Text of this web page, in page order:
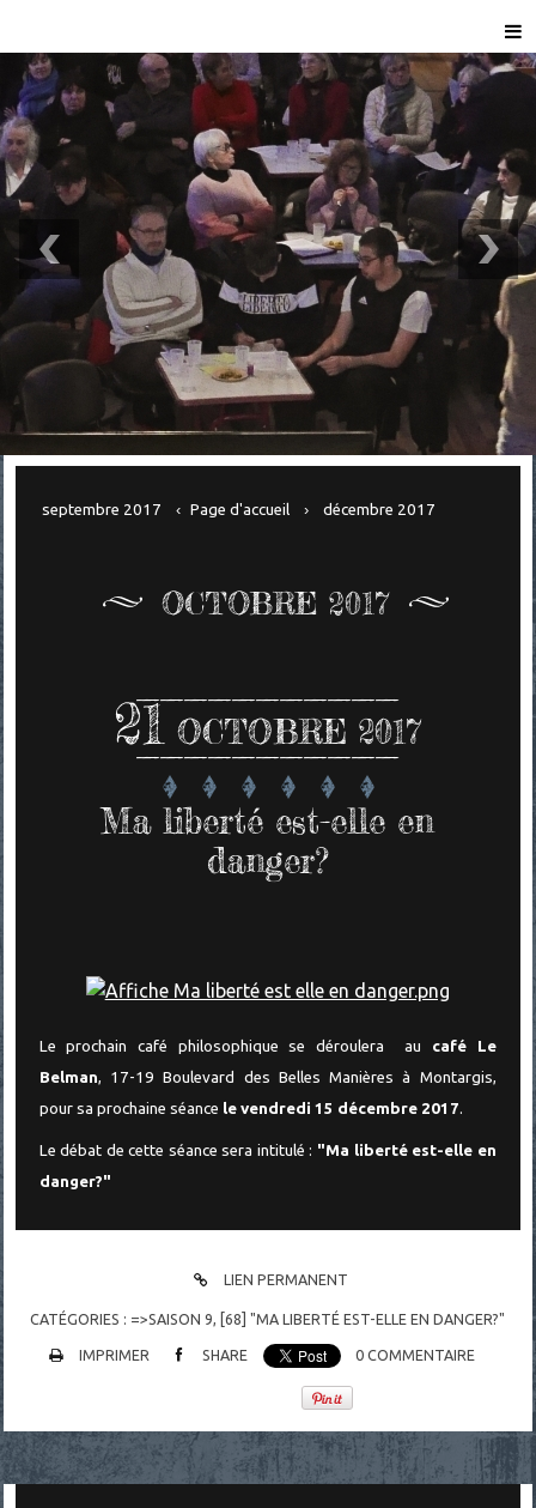
septembre 2017 Page d'accueil décembre 2017
OCTOBRE 2017
21 OCTOBRE 2017
Ma liberté est-elle en
danger?
Le prochain café philosophique se déroulera au café Le
Belman, 17-19 Boulevard des Belles Manières à Montargis,
pour sa prochaine séance le vendredi 15 décembre 2017.
Le débat de cette séance sera intitulé : "Ma liberté est-elle en
danger?"
LIEN PERMANENT
CATÉGORIES : =>SAISON 9, [68] "MA LIBERTÉ EST-ELLE EN DANGER?"
IMPRIMER SHARE 0 COMMENTAIRE